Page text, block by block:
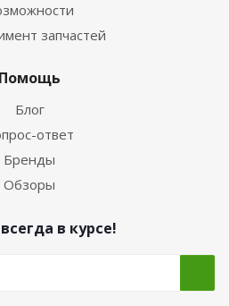
запчастей
Помощь
Блог
ответ
Бренды
Обзоры
в курсе!